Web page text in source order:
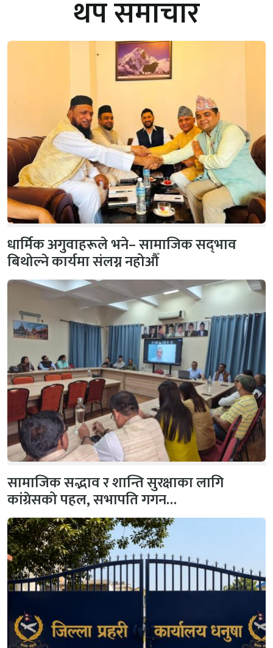
थप समाचार
धार्मिक अगुवाहरूले भने– सामाजिक सद्‌भाव
बिथोल्ने कार्यमा संलग्न नहोऔँ
सामाजिक सद्भाव र शान्ति सुरक्षाका लागि
कांग्रेसको पहल, सभापति गगन…